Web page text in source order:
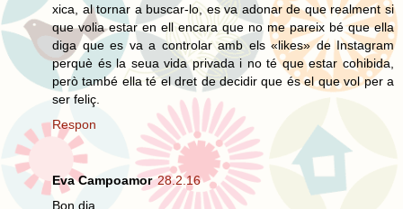
xica, al tornar a buscar-lo, es va adonar de que realment si
que volia estar en ell encara que no me pareix bé que ella
diga que es va a controlar amb els «likes» de Instagram
perquè és la seua vida privada i no té que estar cohibida,
però també ella té el dret de decidir que és el que vol per a
ser feliç.
Respon
Eva Campoamor 28.2.16
Bon dia